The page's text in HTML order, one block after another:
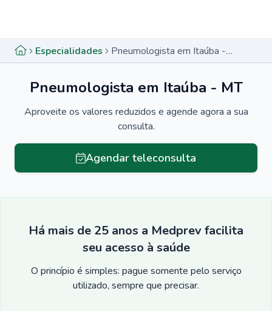
Especialidades Pneumologista em Itaúba - MT
Pneumologista em Itaúba - MT
Aproveite os valores reduzidos e agende agora a sua
consulta.
Agendar teleconsulta
Há mais de 25 anos a Medprev facilita
seu acesso à saúde
O princípio é simples: pague somente pelo serviço
utilizado, sempre que precisar.